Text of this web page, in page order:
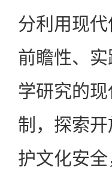
分利用现
前瞻性、
学研究的
制，探索
护文化安